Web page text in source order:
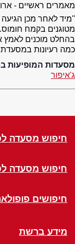
מאמרים ראשיים -
''מיד לאחר מכן הגיעה
מטוגנים בקמח חומוס.
בהחלט מוכנים לאמץ
כמה רעיונות במסעדת
מסעדות המופיעות
ג'איפור
חיפוש מסעדה
חיפוש מסעדה
חיפושים
מידע ברשת